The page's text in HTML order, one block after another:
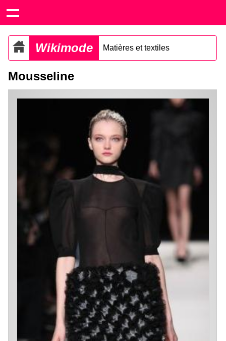
Wikimode Matières et textiles
Mousseline